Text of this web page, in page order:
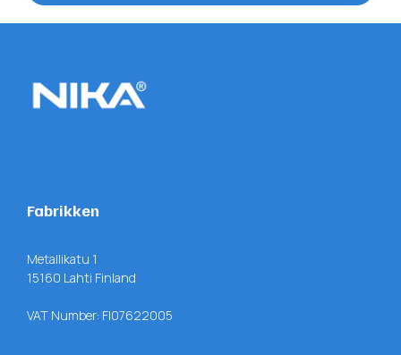
Fabrikken
Metallikatu 1
15160 Lahti Finland
VAT Number: FI07622005